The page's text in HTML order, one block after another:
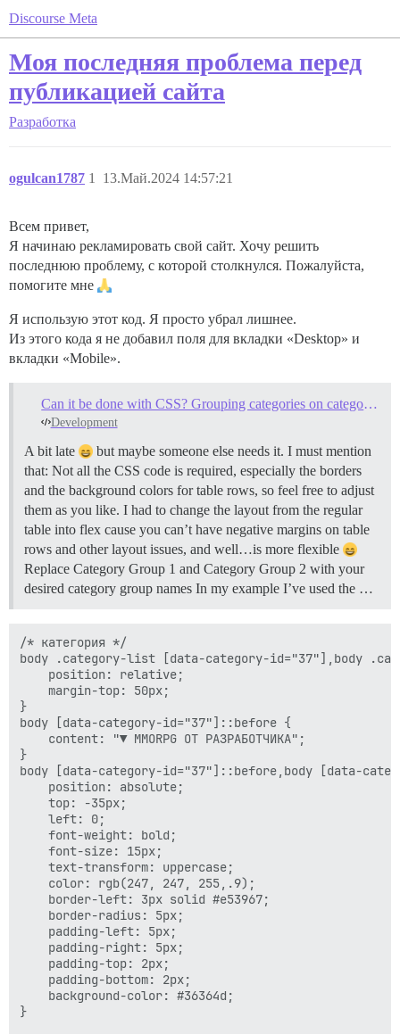
Discourse Meta
Моя последняя проблема перед
публикацией сайта
Разработка
ogulcan1787 13.Май.2024 14:57:21
1
Всем привет,
Я начинаю рекламировать свой сайт. Хочу решить
последнюю проблему, с которой столкнулся. Пожалуйста,
помогите мне
Я использую этот код. Я просто убрал лишнее.
Из этого кода я не добавил поля для вкладки «Desktop» и
вкладки «Mobile».
Can it be done with CSS? Grouping categories on category page
Development
A bit late
but maybe someone else needs it. I must mention
that: Not all the CSS code is required, especially the borders
and the background colors for table rows, so feel free to adjust
them as you like. I had to change the layout from the regular
table into flex cause you can’t have negative margins on table
rows and other layout issues, and well…is more flexible
Replace Category Group 1 and Category Group 2 with your
desired category group names In my example I’ve used the …
/* категория */
body .category-list [data-category-id="37"],body
    position: relative;
    margin-top: 50px;
}
body [data-category-id="37"]::before {
    content: "▼ MMORPG ОТ РАЗРАБОТЧИКА";
}
body [data-category-id="37"]::before,body [data-
    position: absolute;
    top: -35px;
    left: 0;
    font-weight: bold;
    font-size: 15px;
    text-transform: uppercase;
    color: rgb(247, 247, 255,.9);
    border-left: 3px solid #e53967;
    border-radius: 5px;
    padding-left: 5px;
    padding-right: 5px;
    padding-top: 2px;
    padding-bottom: 2px;
    background-color: #36364d;
}